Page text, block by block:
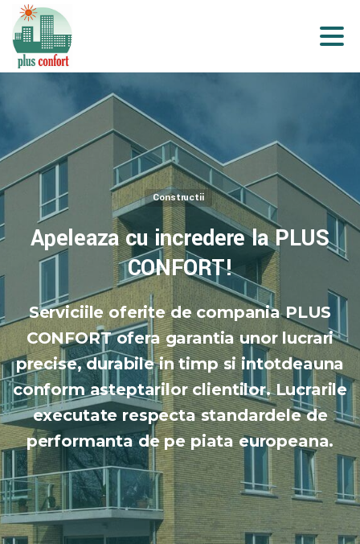
Constructii
Apeleazacu increderelaPLUS
CONFORT!
Serviciile oferite de compania PLUS
CONFORT ofera garantia unor lucrari
precise, durabile in timp si intotdeauna
conform asteptarilor clientilor. Lucrarile
executate respecta standardele de
performanta de pe piata europeana.